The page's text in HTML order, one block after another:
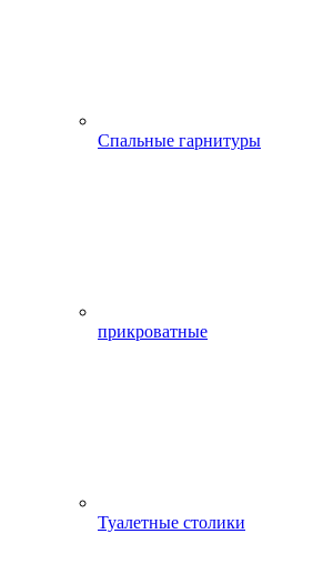
Спальные гарнитуры
прикроватные
Туалетные столики